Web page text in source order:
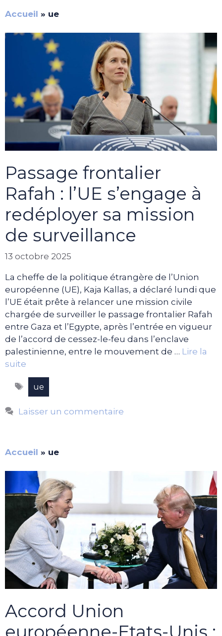
Accueil » ue
Passage frontalier
Rafah : l’UE s’engage à
redéployer sa mission
de surveillance
13 octobre 2025
La cheffe de la politique étrangère de l’Union
européenne (UE), Kaja Kallas, a déclaré lundi que
l’UE était prête à relancer une mission civile
chargée de surveiller le passage frontalier Rafah
entre Gaza et l’Egypte, après l’entrée en vigueur
de l’accord de cessez-le-feu dans l’enclave
palestinienne, entre le mouvement de … Lire la
suite
Étiquettes
ue
Laisser un commentaire
Accueil » ue
Accord Union